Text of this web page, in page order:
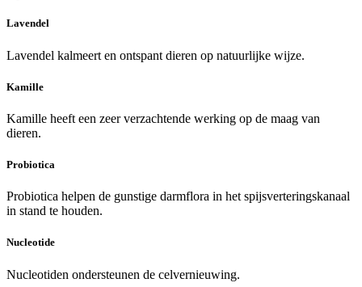
Lavendel
Lavendel kalmeert en ontspant dieren op natuurlijke wijze.
Kamille
Kamille heeft een zeer verzachtende werking op de maag van
dieren.
Probiotica
Probiotica helpen de gunstige darmflora in het spijsverteringskanaal
in stand te houden.
Nucleotide
Nucleotiden ondersteunen de celvernieuwing.